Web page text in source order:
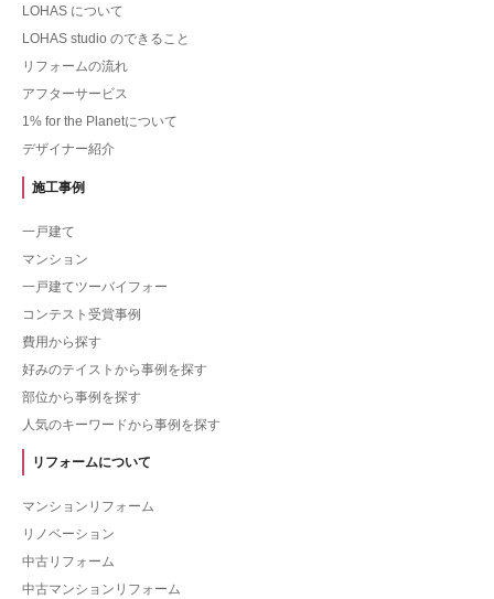
LOHAS について
LOHAS studio のできること
リフォームの流れ
アフターサービス
1% for the Planetについて
デザイナー紹介
施工事例
一戸建て
マンション
一戸建てツーバイフォー
コンテスト受賞事例
費用から探す
好みのテイストから事例を探す
部位から事例を探す
人気のキーワードから事例を探す
リフォームについて
マンションリフォーム
リノベーション
中古リフォーム
中古マンションリフォーム